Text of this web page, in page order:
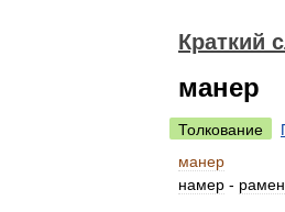
Краткий
манер
Толкование
манер
намер - рамен